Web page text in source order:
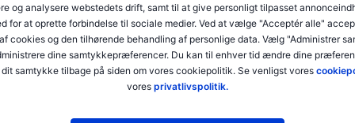
og analysere webstedets drift, samt til at give personligt tilpasset
for at oprette forbindelse til sociale medier. Ved at vælge "Acceptér alle"
cookies og den tilhørende behandling af personlige data. Vælg "Administrer
dine samtykkepræferencer. Du kan til enhver tid ændre dine
samtykke tilbage på siden om vores cookiepolitik. Se venligst vores
vores privatlivspolitik.
XXXXXXX XXXXXXX
XXXXXXX